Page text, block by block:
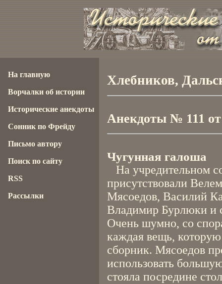
Хлебников,
Анекдоты № 111 от
Чугунная галоша
На учредительном
присутствовали
Мясоедов, Василий
Владимир Бурлюки и
Очень шумно, со
каждая вещь,
сборник. Мясоедов
использовать
стояла посредине
На главную
Ворчалки об истории
Исторические анекдоты
Сонник по Фрейду
Письмо автору
Поиск по сайту
RSS
Рассылки